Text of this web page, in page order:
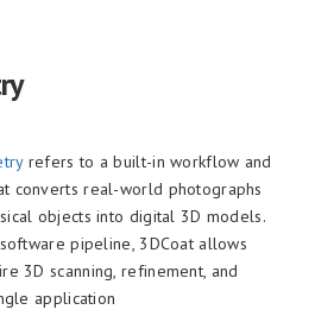
refers to a built-in workflow and
converts real-world photographs
objects into digital 3D models.
pipeline, 3DCoat allows
3D scanning, refinement, and
application